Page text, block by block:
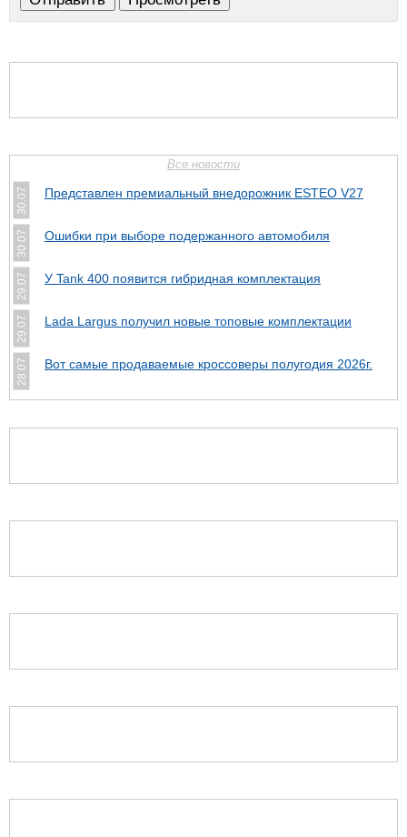
Все новости
30.07 Представлен премиальный внедорожник ESTEO V27
30.07 Ошибки при выборе подержанного автомобиля
29.07 У Tank 400 появится гибридная комплектация
29.07 Lada Largus получил новые топовые комплектации
28.07 Вот самые продаваемые кроссоверы полугодия 2026г.